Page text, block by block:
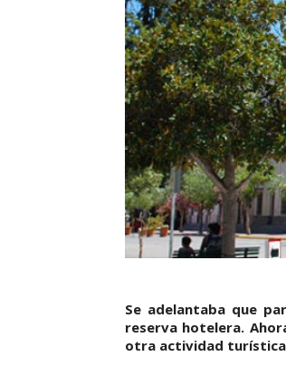
Se adelantaba que
reserva hotelera.
otra actividad